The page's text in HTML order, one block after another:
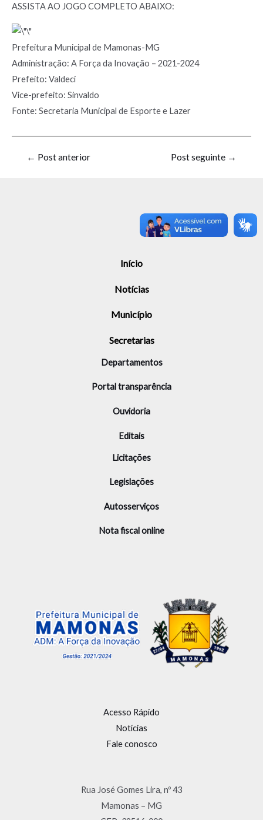
ASSISTA AO JOGO COMPLETO ABAIXO:
Prefeitura Municipal de Mamonas-MG
Administração: A Força da Inovação – 2021-2024
Prefeito: Valdeci
Vice-prefeito: Sinvaldo
Fonte: Secretaria Municipal de Esporte e Lazer
← Post anterior Post seguinte →
Início
Notícias
Município
Secretarias
Departamentos
Portal transparência
Ouvidoria
Editais
Licitações
Legislações
Autosserviços
Nota fiscal online
Acesso Rápido
Notícias
Fale conosco
Rua José Gomes Lira, nº 43
Mamonas – MG